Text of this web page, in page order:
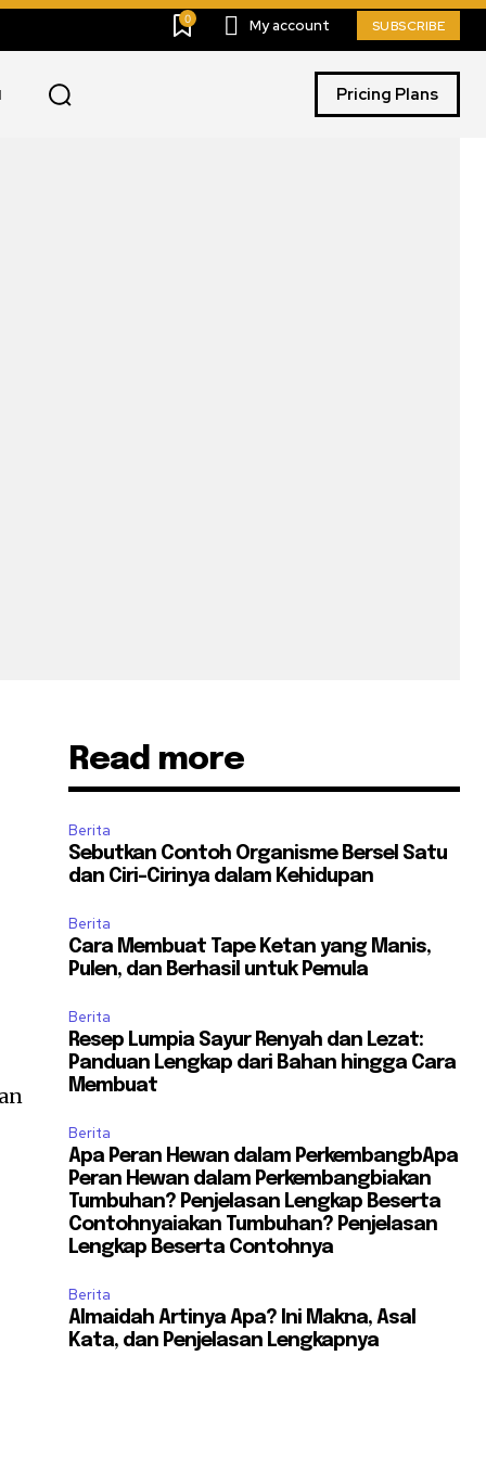
0 My account SUBSCRIBE
Pricing Plans
Read more
Berita
Sebutkan Contoh Organisme Bersel Satu
dan Ciri-Cirinya dalam Kehidupan
Berita
Cara Membuat Tape Ketan yang Manis,
Pulen, dan Berhasil untuk Pemula
Berita
Resep Lumpia Sayur Renyah dan Lezat:
Panduan Lengkap dari Bahan hingga Cara
Membuat
Berita
Apa Peran Hewan dalam PerkembangbApa
Peran Hewan dalam Perkembangbiakan
Tumbuhan? Penjelasan Lengkap Beserta
Contohnyaiakan Tumbuhan? Penjelasan
Lengkap Beserta Contohnya
Berita
Almaidah Artinya Apa? Ini Makna, Asal
Kata, dan Penjelasan Lengkapnya